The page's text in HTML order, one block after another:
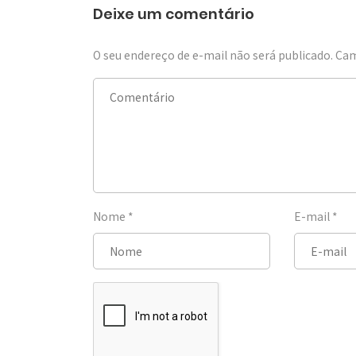
Deixe um comentário
O seu endereço de e-mail não será publicado.
Nome * E-mail *